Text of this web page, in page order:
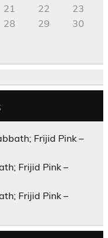
21 22
23
28 29
30
Frijid Pink –
Frijid Pink –
Frijid Pink –